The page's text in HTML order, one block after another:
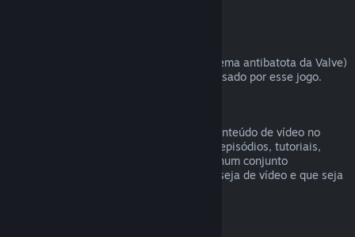
Caso tenhas sido banido pelo VAC (o sistema antibatota da Valve)
num jogo, perdes o direito de ser reembolsado por esse jogo.
Não podemos efetuar reembolsos para conteúdo de vídeo no
Steam (filmes, curtas-metragens, séries, episódios, tutoriais,
etc.), a não ser que o vídeo seja vendido num conjunto
juntamente com outro conteúdo que não seja de vídeo e que seja